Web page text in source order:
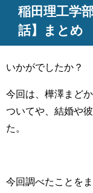
稲田理工学
話】まとめ
いかがでしたか？
今回は、樺澤まど
ついてや、結婚や
た。
今回調べたことをま